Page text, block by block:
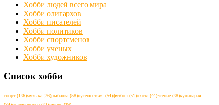
Хобби людей всего мира
Хобби олигархов
Хобби писателей
Хобби политиков
Хобби спортсменов
Хобби ученых
Хобби художников
Список хобби
спорт(136)музыка(76)рыбалка(58)путешествия (54)футбол (51)охота(44)чтение (38)кулинария